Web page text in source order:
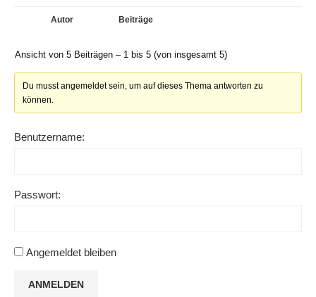
Autor Beiträge
Ansicht von 5 Beiträgen – 1 bis 5 (von insgesamt 5)
Du musst angemeldet sein, um auf dieses Thema antworten zu
können.
Benutzername:
Passwort:
Angemeldet bleiben
ANMELDEN